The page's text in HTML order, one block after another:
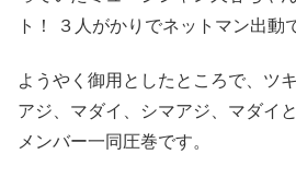
ト！ ３人がかりでネットマン出動
ようやく御用としたところで、ツ
アジ、マダイ、シマアジ、マダイ
メンバー一同圧巻です。